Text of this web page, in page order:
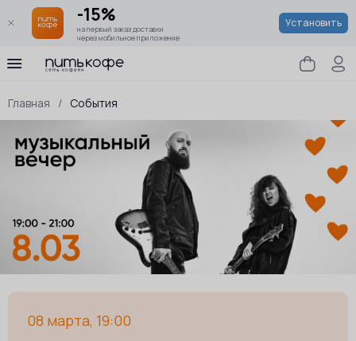
-15%
на первый заказ доставки
через мобильное приложение
Установить
Главная / События
08 марта, 19:00